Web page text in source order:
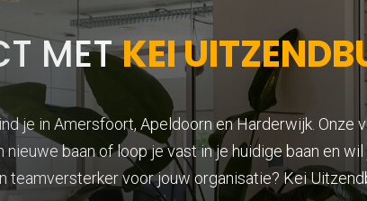
METKEI
je in Amersfoort, Apeldoorn en Harderwijk.
nieuwe baan of loop je vast in je huidige baan en
teamversterker voor jouw organisatie? Kei